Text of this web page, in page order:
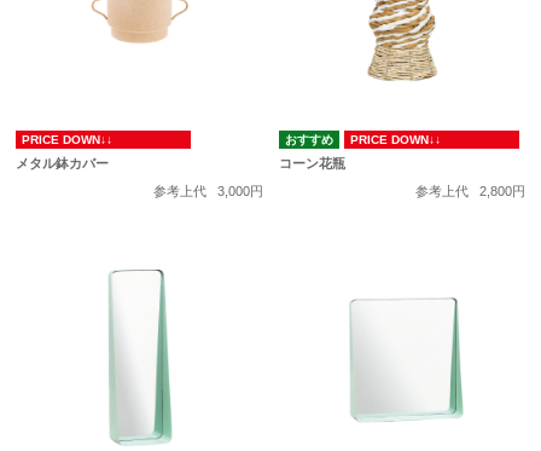
PRICE DOWN↓↓
メタル鉢カバー
参考上代
3,000円
PRICE DOWN↓↓
コーン花瓶
参考上代
2,800円